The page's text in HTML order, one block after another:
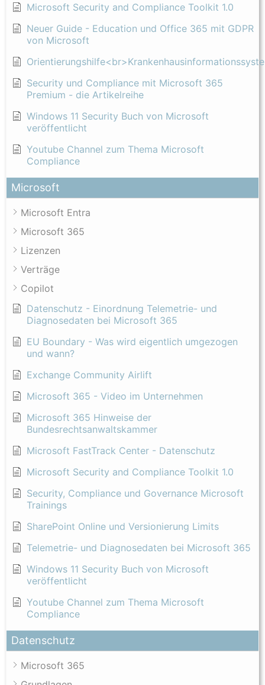
Microsoft Security and Compliance Toolkit 1.0
Neuer Guide - Education und Office 365 mit GDPR
von Microsoft
Security und Compliance mit Microsoft 365
Premium - die Artikelreihe
Windows 11 Security Buch von Microsoft
veröffentlicht
Youtube Channel zum Thema Microsoft
Compliance
Microsoft
Microsoft Entra
Microsoft 365
Lizenzen
Verträge
Copilot
Datenschutz - Einordnung Telemetrie- und
Diagnosedaten bei Microsoft 365
EU Boundary - Was wird eigentlich umgezogen
und wann?
Exchange Community Airlift
Microsoft 365 - Video im Unternehmen
Microsoft 365 Hinweise der
Bundesrechtsanwaltskammer
Microsoft FastTrack Center - Datenschutz
Microsoft Security and Compliance Toolkit 1.0
Security, Compliance und Governance Microsoft
Trainings
SharePoint Online und Versionierung Limits
Telemetrie- und Diagnosedaten bei Microsoft 365
Windows 11 Security Buch von Microsoft
veröffentlicht
Youtube Channel zum Thema Microsoft
Compliance
Datenschutz
Microsoft 365